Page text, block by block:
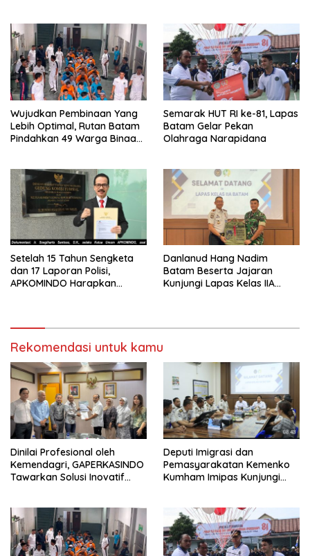
Wujudkan Pembinaan Yang
Lebih Optimal, Rutan Batam
Pindahkan 49 Warga Binaan
Semarak HUT RI ke-81, Lapas
Batam Gelar Pekan
Olahraga Narapidana
Setelah 15 Tahun Sengketa
dan 17 Laporan Polisi,
APKOMINDO Harapkan
Danlanud Hang Nadim
Batam Beserta Jajaran
Kunjungi Lapas Kelas IIA
Rekomendasi untuk kamu
Dinilai Profesional oleh
Kemendagri, GAPERKASINDO
Tawarkan Solusi Inovatif
Deputi Imigrasi dan
Pemasyarakatan Kemenko
Kumham Imipas Kunjungi